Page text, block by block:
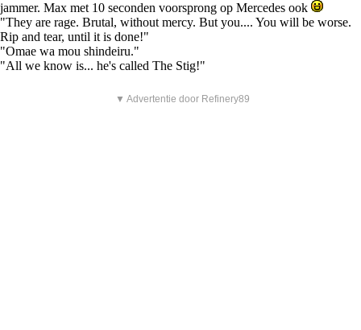
jammer. Max met 10 seconden voorsprong op Mercedes ook
"They are rage. Brutal, without mercy. But you.... You will be worse.
Rip and tear, until it is done!"
"Omae wa mou shindeiru."
"All we know is... he's called The Stig!"
▼ Advertentie door Refinery89